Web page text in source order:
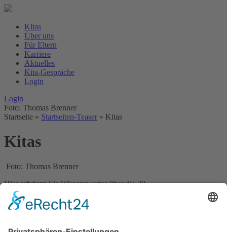
Kitas
Über uns
Für Eltern
Karriere
Aktuelles
Kita-Gespräche
Login
Login
Foto: Thomas Brenner
Startseite » Startseiten-Teaser » Kitas
Kitas
Foto: Thomas Brenner
Hier erfahren Sie Wissenswertes über die 20
Kindertageseinrichtungen im Verbund, die sich in den
unterschiedlichen Stadtteilen von Ludwigshafen befinden und
verschiedene Öffnungszeiten, Betreuungsformen und Anzahl an